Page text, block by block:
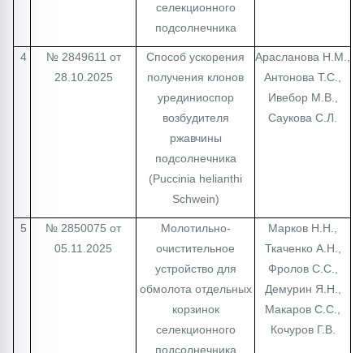
селекционного
подсолнечника
4
№ 2849611 от
28.10.2025
Способ ускорения
получения клонов
урединиоспор
возбудителя
ржавчины
подсолнечника
(Puccinia helianthi
Schwein)
Арасланова Н.М.,
Антонова Т.С.,
Ивебор М.В.,
Саукова С.Л.
5
№ 2850075 от
05.11.2025
Молотильно-
очистительное
устройство для
обмолота отдельных
корзинок
селекционного
подсолнечника
Марков Н.Н.,
Ткаченко А.Н.,
Фролов С.С.,
Демурин Я.Н.,
Макаров С.С.,
Кочуров Г.В.